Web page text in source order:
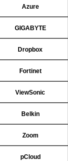
Azure
GIGABYTE
Dropbox
Fortinet
ViewSonic
Belkin
Zoom
pCloud